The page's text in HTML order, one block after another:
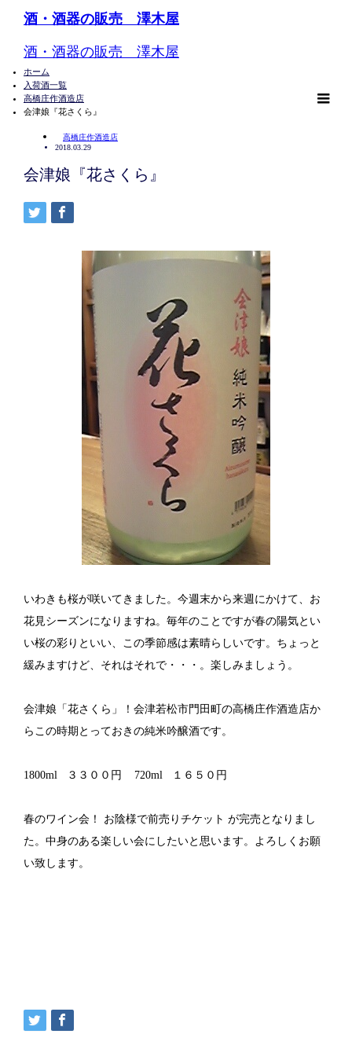
酒・酒器の販売 澤木屋
酒・酒器の販売 澤木屋
ホーム
入荷酒一覧
高橋庄作酒造店
会津娘『花さくら』
高橋庄作酒造店
2018.03.29
会津娘『花さくら』
いわきも桜が咲いてきました。今週末から来週にかけて、お
花見シーズンになりますね。毎年のことですが春の陽気とい
い桜の彩りといい、この季節感は素晴らしいです。ちょっと
緩みますけど、それはそれで・・・。楽しみましょう。
会津娘「花さくら」！会津若松市門田町の高橋庄作酒造店か
らこの時期とっておきの純米吟醸酒です。
1800ml ３３００円 720ml １６５０円
春のワイン会！ お陰様で前売りチケット が完売となりまし
た。中身のある楽しい会にしたいと思います。よろしくお願
い致します。